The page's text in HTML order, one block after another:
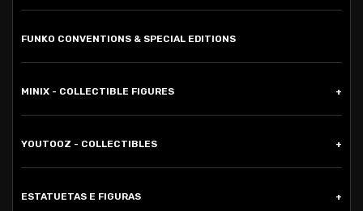
FUNKO CONVENTIONS & SPECIAL EDITIONS
MINIX - COLLECTIBLE FIGURES
YOUTOOZ - COLLECTIBLES
ESTATUETAS E FIGURAS